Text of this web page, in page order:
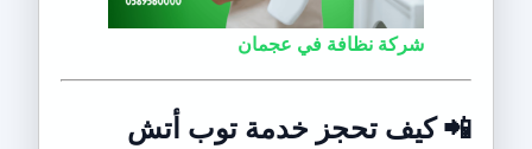
شركة نظافة في عجمان
📲كيف تحجز خدمة توب أتش